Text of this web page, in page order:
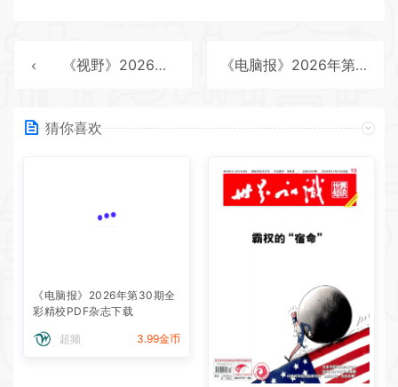
《视野》2026年第12期全彩精校PDF杂志下载 《电脑报》2026年第24期全彩精校PDF杂志下载
猜你喜欢
《电脑报》2026年第30期全
彩精校PDF杂志下载
超频 3.99金币